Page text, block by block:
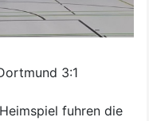
3:1
fuhren die